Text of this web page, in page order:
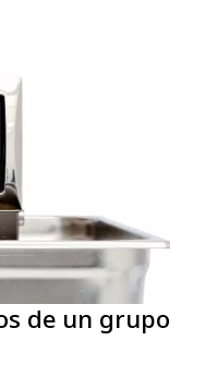
de un grupo